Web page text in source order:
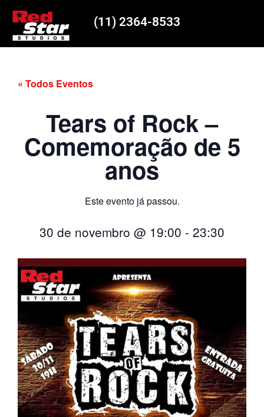
(11) 2364-8533
« Todos Eventos
Tears of Rock –
Comemoração de 5
anos
Este evento já passou.
30 de novembro @ 19:00 - 23:30